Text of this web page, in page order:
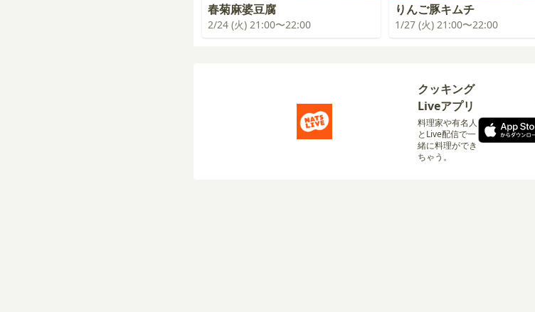
春菊麻婆豆腐
2/24 (火) 21:00〜22:00
りんご豚キムチ
1/27 (火) 21:00〜22:00
クッキング
Liveアプリ
料理家や有名人
とLive配信で一
緒に料理ができ
ちゃう。